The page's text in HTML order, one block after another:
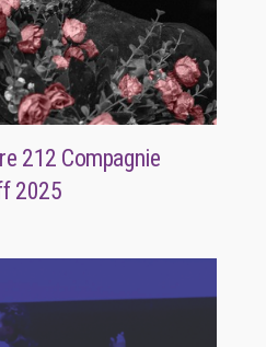
212 Compagnie
2025